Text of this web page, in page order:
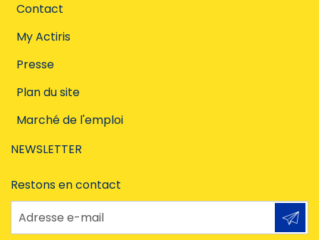
Contact
My Actiris
Presse
Plan du site
Marché de l'emploi
NEWSLETTER
Restons en contact
Adresse e-mail